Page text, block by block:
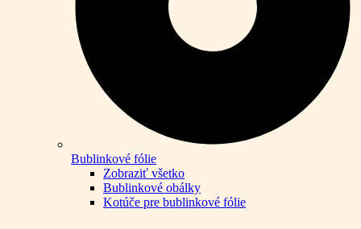
Bublinkové fólie
Zobraziť všetko
Bublinkové obálky
Kotúče pre bublinkové fólie